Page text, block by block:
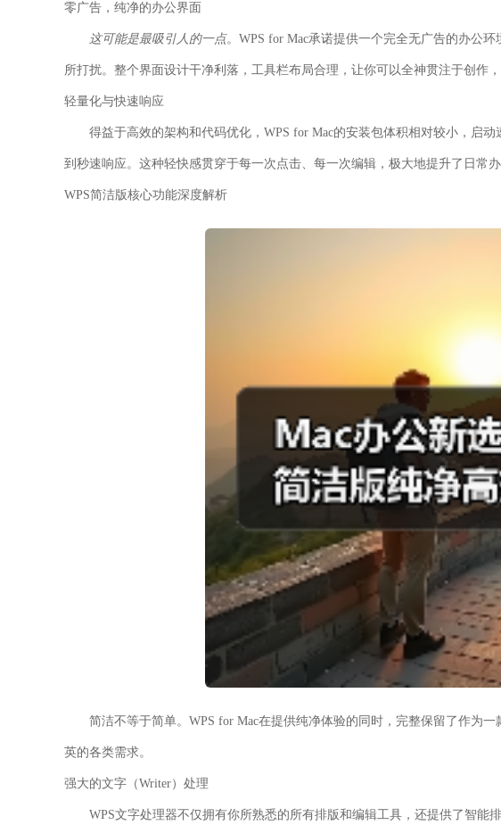
零广告，纯净的办公界面
这可能是最吸引人的一点。WPS for Mac承诺提供一个完全无广告的办公
所打扰。整个界面设计干净利落，工具栏布局合理，让你可以全神贯注于创作
轻量化与快速响应
得益于高效的架构和代码优化，WPS for Mac的安装包体积相对较小，启
到秒速响应。这种轻快感贯穿于每一次点击、每一次编辑，极大地提升了日常办
WPS简洁版核心功能深度解析
简洁不等于简单。WPS for Mac在提供纯净体验的同时，完整保留了作为
英的各类需求。
强大的文字（Writer）处理
WPS文字处理器不仅拥有你所熟悉的所有排版和编辑工具，还提供了智能